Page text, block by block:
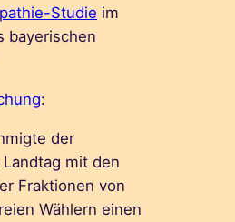
Studie im
bayerischen
:
der
mit den
Fraktionen von
Wählern einen